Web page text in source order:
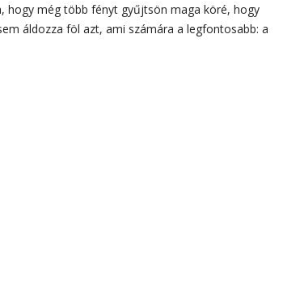
hogy még több fényt gyűjtsön maga köré, hogy
áldozza föl azt, ami számára a legfontosabb: a